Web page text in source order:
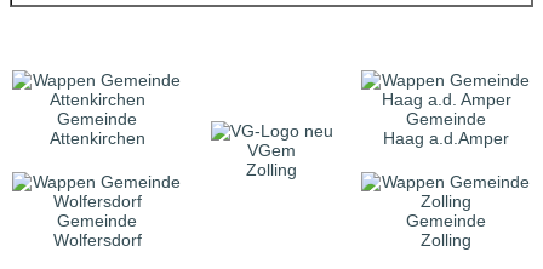
Gemeinde
Attenkirchen
VGem
Zolling
Gemeinde
Haag a.d.Amper
Gemeinde
Wolfersdorf
Gemeinde
Zolling